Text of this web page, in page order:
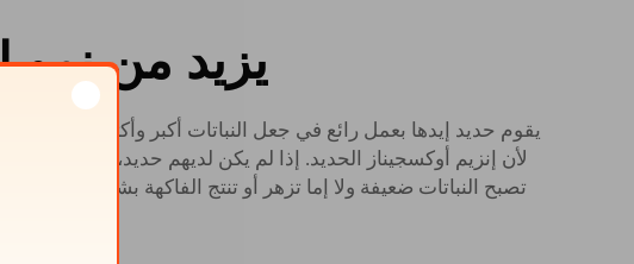
يزيد من نمو
يقوم حديد إيدها بعمل رائع في جعل النباتات أكبر وأكثر صحة مع
لأن إنزيم أوكسجيناز الحديد. إذا لم يكن لديهم حديد، فإن